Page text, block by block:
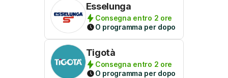
Esselunga
Consegna entro 2 ore
O programma per dopo
Tigotà
Consegna entro 2 ore
O programma per dopo